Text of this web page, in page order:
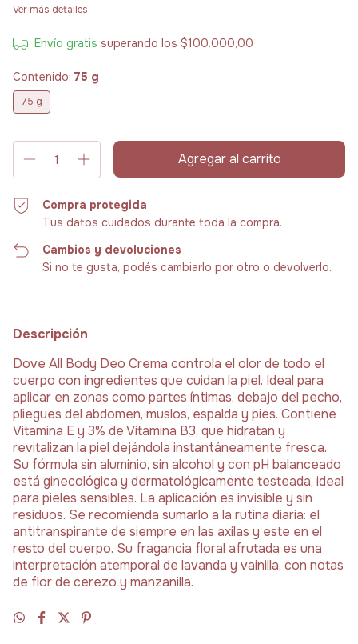
Ver más detalles
Envío gratis superando los $100.000,00
Contenido: 75 g
75 g
Compra protegida
Tus datos cuidados durante toda la compra.
Cambios y devoluciones
Si no te gusta, podés cambiarlo por otro o devolverlo.
Descripción
Dove All Body Deo Crema controla el olor de todo el
cuerpo con ingredientes que cuidan la piel. Ideal para
aplicar en zonas como partes íntimas, debajo del pecho,
pliegues del abdomen, muslos, espalda y pies. Contiene
Vitamina E y 3% de Vitamina B3, que hidratan y
revitalizan la piel dejándola instantáneamente fresca.
Su fórmula sin aluminio, sin alcohol y con pH balanceado
está ginecológica y dermatológicamente testeada, ideal
para pieles sensibles. La aplicación es invisible y sin
residuos. Se recomienda sumarlo a la rutina diaria: el
antitranspirante de siempre en las axilas y este en el
resto del cuerpo. Su fragancia floral afrutada es una
interpretación atemporal de lavanda y vainilla, con notas
de flor de cerezo y manzanilla.